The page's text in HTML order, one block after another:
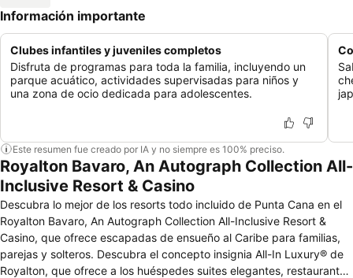
Información importante
Clubes infantiles y juveniles completos
Disfruta de programas para toda la familia, incluyendo un
parque acuático, actividades supervisadas para niños y
una zona de ocio dedicada para adolescentes.
Este resumen fue creado por IA y no siempre es 100% preciso.
Royalton Bavaro, An Autograph Collection All-
Inclusive Resort & Casino
Descubra lo mejor de los resorts todo incluido de Punta Cana en el
Royalton Bavaro, An Autograph Collection All-Inclusive Resort &
Casino, que ofrece escapadas de ensueño al Caribe para familias,
parejas y solteros. Descubra el concepto insignia All-In Luxury® de
Royalton, que ofrece a los huéspedes suites elegantes, restaurantes